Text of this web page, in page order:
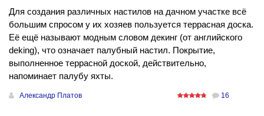
Для создания различных настилов на дачном участке всё
большим спросом у их хозяев пользуется террасная доска.
Её ещё называют модным словом декинг (от английского
deking), что означает палубный настил. Покрытие,
выполненное террасной доской, действительно,
напоминает палубу яхты.
Александр Платов 16